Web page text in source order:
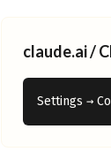
claude.ai /
Settings →